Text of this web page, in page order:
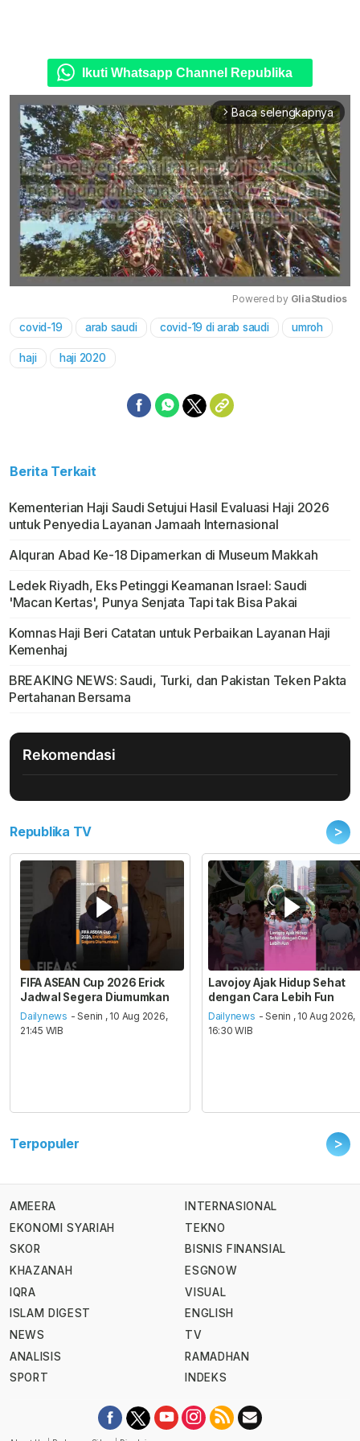
Ikuti Whatsapp Channel Republika
arrow_forward_ios Baca selengkapnya
Mute
Powered by GliaStudios
covid-19 arab saudi covid-19 di arab saudi umroh
haji haji 2020
Berita Terkait
Kementerian Haji Saudi Setujui Hasil Evaluasi Haji 2026
untuk Penyedia Layanan Jamaah Internasional
Alquran Abad Ke-18 Dipamerkan di Museum Makkah
Ledek Riyadh, Eks Petinggi Keamanan Israel: Saudi
'Macan Kertas', Punya Senjata Tapi tak Bisa Pakai
Komnas Haji Beri Catatan untuk Perbaikan Layanan Haji
Kemenhaj
BREAKING NEWS: Saudi, Turki, dan Pakistan Teken Pakta
Pertahanan Bersama
Rekomendasi
Republika TV >
FIFA ASEAN Cup 2026 Erick
Jadwal Segera Diumumkan
Dailynews - Senin , 10 Aug 2026,
21:45 WIB
Lavojoy Ajak Hidup Sehat
dengan Cara Lebih Fun
Dailynews - Senin , 10 Aug 2026,
16:30 WIB
Terpopuler >
AMEERA
EKONOMI SYARIAH
SKOR
KHAZANAH
IQRA
ISLAM DIGEST
NEWS
ANALISIS
SPORT
INTERNASIONAL
TEKNO
BISNIS FINANSIAL
ESGNOW
VISUAL
ENGLISH
TV
RAMADHAN
INDEKS